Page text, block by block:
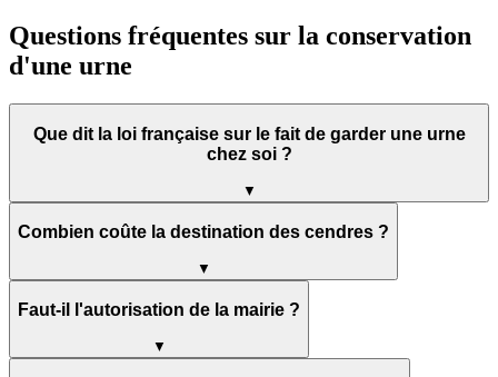
Questions fréquentes sur la conservation
d'une urne
Que dit la loi française sur le fait de garder une urne
chez soi ?
▼
Combien coûte la destination des cendres ?
▼
Faut-il l'autorisation de la mairie ?
▼